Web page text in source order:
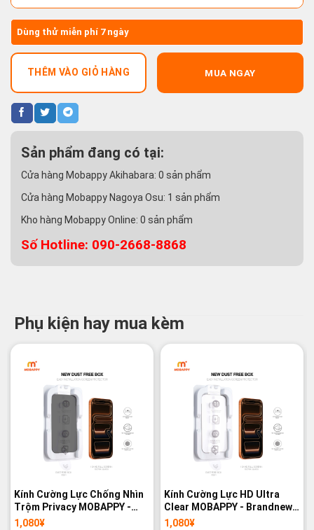
Dùng thử miễn phí 7 ngày
THÊM VÀO GIỎ HÀNG MUA NGAY
Sản phẩm đang có tại:
Cửa hàng Mobappy Akihabara: 0 sản phẩm
Cửa hàng Mobappy Nagoya Osu: 1 sản phẩm
Kho hàng Mobappy Online: 0 sản phẩm
Số Hotline: 090-2668-8868
Phụ kiện hay mua kèm
Kính Cường Lực Chống Nhìn
Trộm Privacy MOBAPPY -
Brandnew 100%
1,080¥
Kính Cường Lực HD Ultra
Clear MOBAPPY - Brandnew
100%
1,080¥